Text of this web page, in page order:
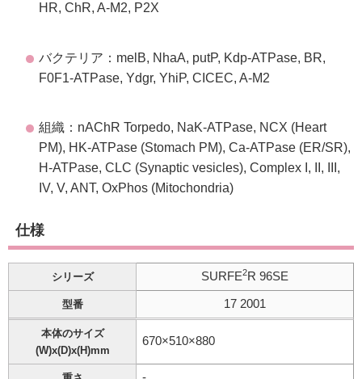
HR, ChR, A-M2, P2X
バクテリア：melB, NhaA, putP, Kdp-ATPase, BR,
F0F1-ATPase, Ydgr, YhiP, CICEC, A-M2
組織：nAChR Torpedo, NaK-ATPase, NCX (Heart
PM), HK-ATPase (Stomach PM), Ca-ATPase (ER/SR),
H-ATPase, CLC (Synaptic vesicles), Complex I, II, III,
IV, V, ANT, OxPhos (Mitochondria)
仕様
シリーズ SURFE2R 96SE
型番 17 2001
本体のサイズ
(W)x(D)x(H)mm
670×510×880